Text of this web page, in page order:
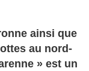
ainsi que
au nord-
» est un